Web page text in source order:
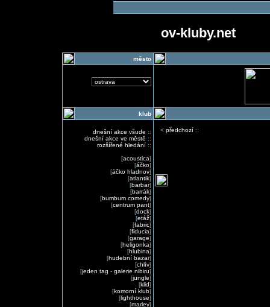
ov-kluby.net
město
klub
dnešní akce všude ::
dnešní akce ve městě ::
rozšířené hledání::
[acoustica]
[áčko]
[áčko hladnov]
[atlantik]
[barbar]
[barrák]
[bumbum comedy]
[centrum pant]
[dock]
[etáž]
[fabric]
[fiducia]
[garage]
[heligonka]
[hlubina]
[hudební bazar]
[chlív]
[jeden tag - galerie nibiru]
[jungle]
[klid]
[komorní klub]
[lighthouse]
[marley]
< předchozí::